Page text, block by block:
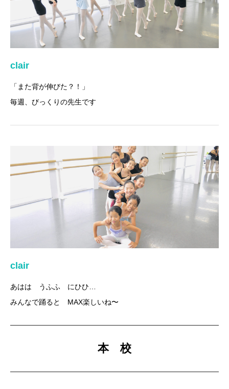
clair
「また背が伸びた？！」
毎週、びっくりの先生です
clair
あはは うふふ にひひ…
みんなで踊ると MAX楽しいね〜
本 校